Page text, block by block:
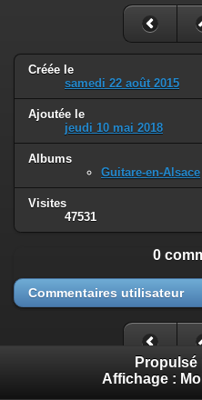
Créée le
samedi 22 août 2015
Ajoutée le
jeudi 10 mai 2018
Albums
Guitare-en-Alsace
Visites
47531
0
Commentaires utilisateur
Propulsé
Affichage :